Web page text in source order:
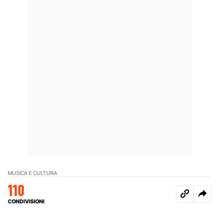
MUSICA E CULTURA
110
CONDIVISIONI